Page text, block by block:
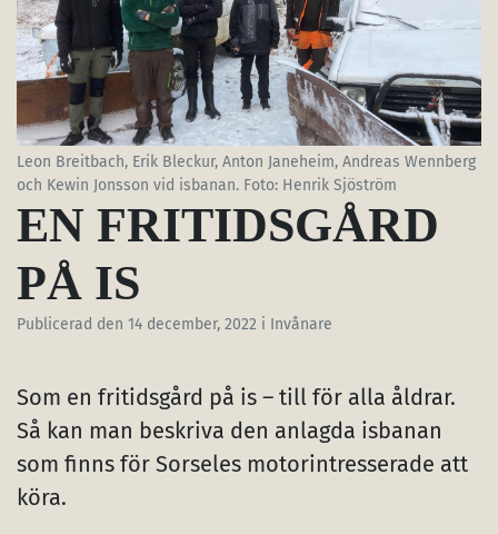
Leon Breitbach, Erik Bleckur, Anton Janeheim, Andreas Wennberg
och Kewin Jonsson vid isbanan. Foto: Henrik Sjöström
EN FRITIDSGÅRD
PÅ IS
Publicerad den 14 december, 2022 i Invånare
Som en fritidsgård på is – till för alla åldrar.
Så kan man beskriva den anlagda isbanan
som finns för Sorseles motorintresserade att
köra.